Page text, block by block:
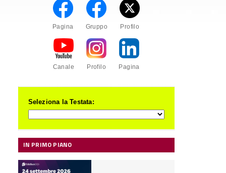
Pagina Gruppo Profilo
Canale Profilo Pagina
Seleziona la Testata:
IN PRIMO PIANO